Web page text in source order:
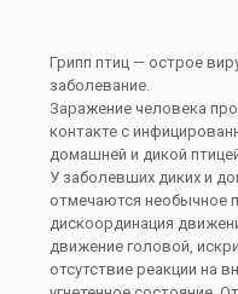
Грипп птиц — острое
заболевание.
Заражение человека
контакте с
домашней и дикой
У заболевших диких и
отмечаются необычное
дискоординация
движение головой,
отсутствие реакции на